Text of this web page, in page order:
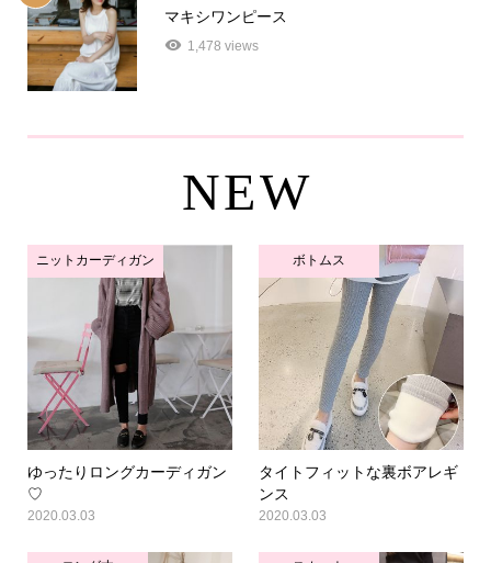
マキシワンピース
1,478 views
NEW
ニットカーディガン
ゆったりロングカーディガン
♡
2020.03.03
ボトムス
タイトフィットな裏ボアレギ
ンス
2020.03.03